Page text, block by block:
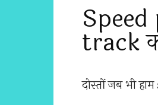
track
दोस्तों जब भी